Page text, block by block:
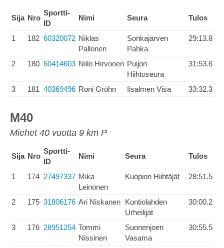
Sija Nro
Sportti-
ID
Nimi Seura Tulos
1 182 60320072 Niklas
Pallonen
Sonkajärven
Pahka
29:13.8
2 180 60414603 Niilo Hirvonen Puijon
Hiihtoseura
31:53.6
3 181 40369496 Roni Gröhn Iisalmen Visa 33:32.3
M40
Miehet 40 vuotta 9 km P
Sija Nro
Sportti-
ID
Nimi Seura Tulos
1 174 27497337 Mika
Leinonen
Kuopion Hiihtäjät 28:51.5
2 175 31806176 Ari Niskanen Kontiolahden
Urheilijat
30:00.2
3 176 28951254 Tommi
Nissinen
Suonenjoen
Vasama
30:55.5